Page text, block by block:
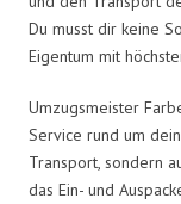
Du musst dir keine
Eigentum mit
Umzugsmeister
Service rund um
Transport, sondern
das Ein- und